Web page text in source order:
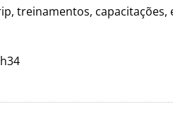
treinamentos, capacitações,